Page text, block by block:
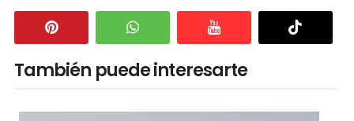
También puede interesarte